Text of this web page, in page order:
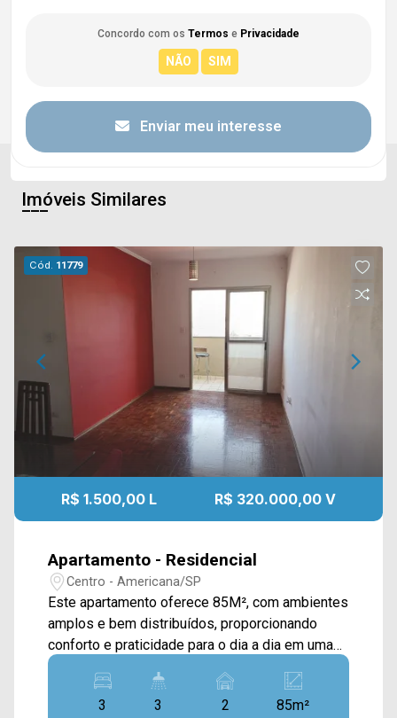
Concordo com os Termos e Privacidade
Enviar meu interesse
Imóveis Similares
Cód. 11779
R$ 1.500,00 L R$ 320.000,00 V
Apartamento - Residencial
Centro - Americana/SP
Este apartamento oferece 85M², com ambientes
amplos e bem distribuídos, proporcionando
conforto e praticidade para o dia a dia em uma
localização privilegiada. A área social conta com
sala de estar e sala de jantar integradas, criando
um ambiente agradável para convivência e
3
3
2
85m²